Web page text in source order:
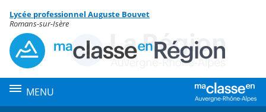
Menu de la rubrique
Contenu
Lycée professionnel Auguste Bouvet
Romans-sur-Isère
MENU